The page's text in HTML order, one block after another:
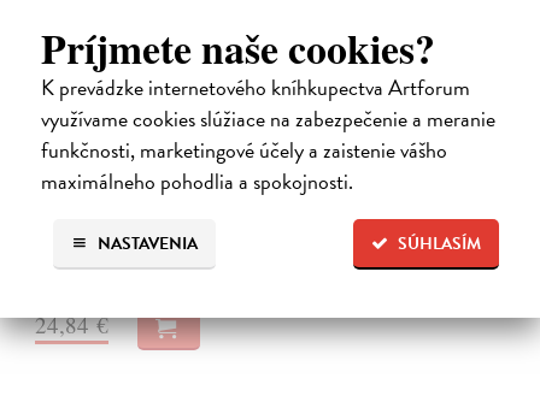
Príjmete naše cookies?
K prevádzke internetového kníhkupectva Artforum
využívame cookies slúžiace na zabezpečenie a meranie
funkčnosti, marketingové účely a zaistenie vášho
maximálneho pohodlia a spokojnosti.
SÚHLASÍM
NASTAVENIA
Město a jeho nejisté zdi
Murakami Haruki| Elektronická kniha
Město a jeho nejisté zdi – dlouho očekávaný román Harukiho
Murakamiho volně navazuje na autorovu starší novelu z roku 1980 a
tematicky se prolíná s jeho kultovním dílem Konec světa & Hard-
boiled Wonderland.…
Na stiahnutie akoEPUB
24,84 €